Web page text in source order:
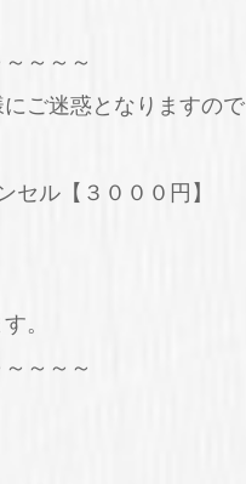
～～～
ご迷惑となりますので
セル【３０００円】
。
～～～